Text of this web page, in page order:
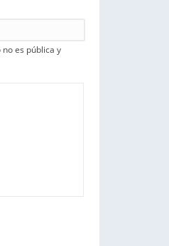
es pública y